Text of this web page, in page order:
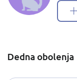
Dedna obolenja